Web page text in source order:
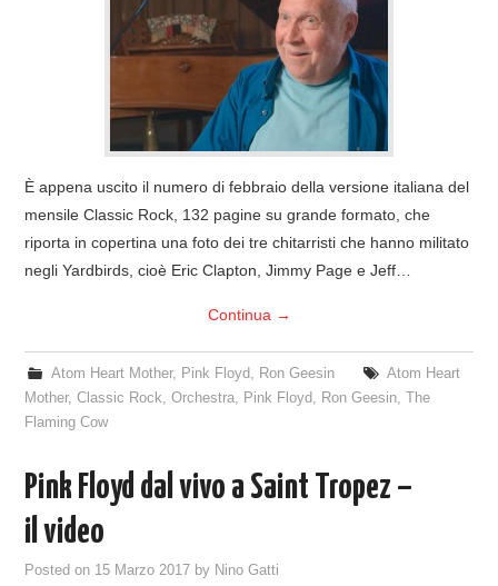
È appena uscito il numero di febbraio della versione italiana del
mensile Classic Rock, 132 pagine su grande formato, che
riporta in copertina una foto dei tre chitarristi che hanno militato
negli Yardbirds, cioè Eric Clapton, Jimmy Page e Jeff…
Continua →
Atom Heart Mother, Pink Floyd, Ron Geesin
Atom Heart
Mother,Classic Rock,Orchestra, Pink Floyd, Ron Geesin,The
Flaming Cow
Pink Floyd dal vivo a Saint Tropez –
il video
Posted on 15 Marzo 2017 by Nino Gatti